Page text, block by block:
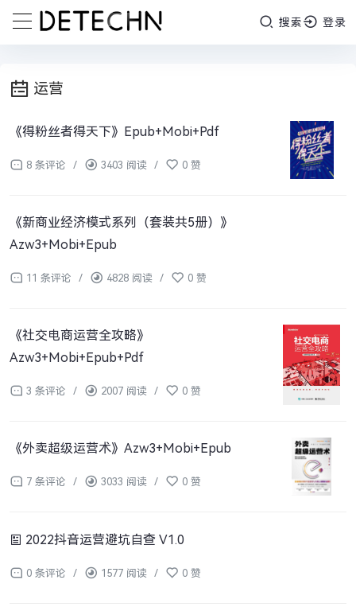
搜索 登录
运营
《得粉丝者得天下》Epub+Mobi+Pdf
8 条评论 / 3403 阅读 / 0 赞
《新商业经济模式系列（套装共5册）》
Azw3+Mobi+Epub
11 条评论 / 4828 阅读 / 0 赞
《社交电商运营全攻略》
Azw3+Mobi+Epub+Pdf
3 条评论 / 2007 阅读 / 0 赞
《外卖超级运营术》Azw3+Mobi+Epub
7 条评论 / 3033 阅读 / 0 赞
2022抖音运营避坑自查 V1.0
0 条评论 / 1577 阅读 / 0 赞